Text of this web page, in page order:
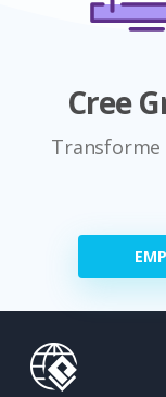
Cree
Transforme